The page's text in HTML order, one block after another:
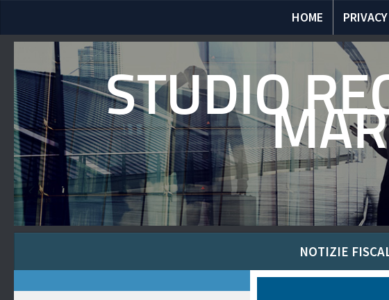
HOME PRIVACY
STUDIO
NOTIZIE